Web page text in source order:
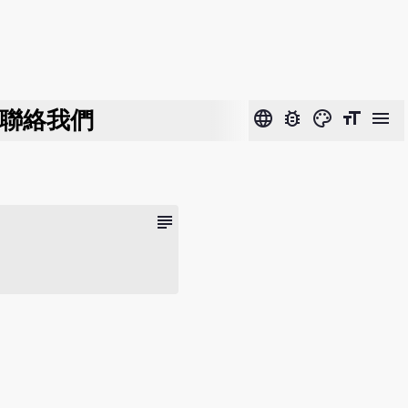
絡我們 language bug_report color_lens format_size menu
subject